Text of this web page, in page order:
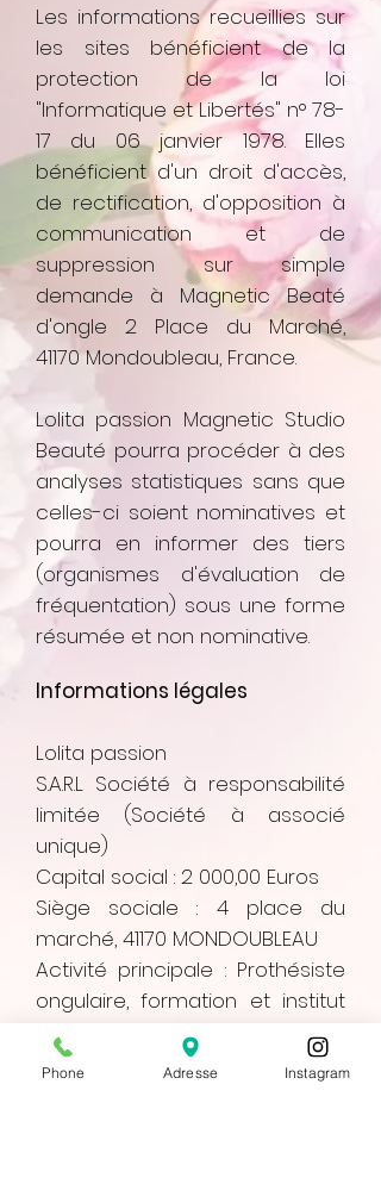
Les informations recueillies sur
les sites bénéficient de la
protection de la loi
"Informatique et Libertés" n° 78-
17 du 06 janvier 1978. Elles
bénéficient d'un droit d'accès,
de rectification, d'opposition à
communication et de
suppression sur simple
demande à Magnetic Beaté
d'ongle 2 Place du Marché,
41170 Mondoubleau, France.
Lolita passion Magnetic Studio
Beauté pourra procéder à des
analyses statistiques sans que
celles-ci soient nominatives et
pourra en informer des tiers
(organismes d'évaluation de
fréquentation) sous une forme
résumée et non nominative.
Informations légales
Lolita passion
S.A.R.L Société à responsabilité
limitée (Société à associé
unique)
Capital social : 2 000,00 Euros
Siège sociale : 4 place du
marché, 41170 MONDOUBLEAU
Activité principale : Prothésiste
ongulaire, formation et institut
de beauté, soins visage et
corps épilation définitive. Vente
Phone Adresse Instagram